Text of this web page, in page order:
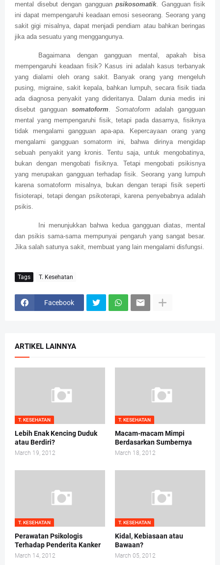
mental disebut dengan gangguan psikosomatik. Gangguan fisik
ini dapat mempengaruhi keadaan emosi seseorang. Seorang yang
sakit gigi misalnya, dapat menjadi pendiam atau bahkan beringas
jika ada sesuatu yang menggangunya.
Bagaimana dengan gangguan mental, apakah bisa
mempengaruhi keadaan fisik? Kasus ini adalah kasus terbanyak
yang dialami oleh orang sakit. Banyak orang yang mengeluh
pusing, migraine, sakit kepala, bahkan lumpuh, secara fisik tiada
ada diagnosa penyakit yang dideritanya. Dalam dunia medis ini
disebut gangguansomatoform. Somatoform adalah gangguan
mental yang mempengaruhi fisik, tetapi pada dasarnya, fisiknya
tidak mengalami gangguan apa-apa. Kepercayaan orang yang
mengalami gangguan somatorm ini, bahwa dirinya mengidap
sebuah penyakit yang kronis. Tentu saja, untuk mengobatinya,
bukan dengan mengobati fisiknya. Tetapi mengobati psikisnya
yang merupakan gangguan terhadap fisik. Seorang yang lumpuh
karena somatoform misalnya, bukan dengan terapi fisik seperti
fisioterapi, tetapi dengan psikoterapi, karena penyebabnya adalah
psikis.
Ini menunjukkan bahwa kedua gangguan diatas, mental
dan psikis sama-sama mempunyai pengaruh yang sangat besar.
Jika salah satunya sakit, membuat yang lain mengalami disfungsi.
Tags T. Kesehatan
Facebook
ARTIKEL LAINNYA
T. KESEHATAN
Lebih Enak Kencing Duduk
atau Berdiri?
March 19, 2012
T. KESEHATAN
Macam-macam Mimpi
Berdasarkan Sumbernya
March 18, 2012
T. KESEHATAN
Perawatan Psikologis
Terhadap Penderita Kanker
March 14, 2012
T. KESEHATAN
Kidal, Kebiasaan atau
Bawaan?
March 05, 2012